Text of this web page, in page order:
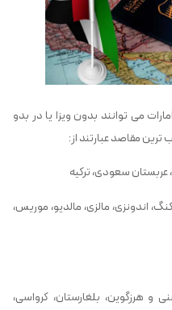
می توانند بدون ویزا یا در بدو
ترین مقاصد عبارتند از:
عربستان سعودی، ترکیه
اندونزی، مالزی، مالدیو، موریس،
و هرزگوین، بلغارستان، کرواسی،